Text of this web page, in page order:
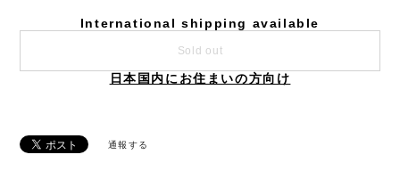
International shipping available
Sold out
日本国内にお住まいの方向け
通報する